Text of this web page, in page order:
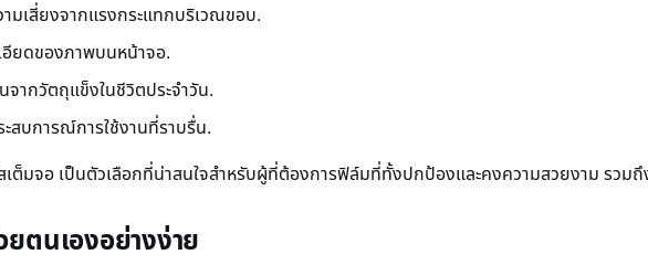
มเสี่ยงจากแรงกระแทกบริเวณขอบ.
ยดของภาพบนหน้าจอ.
ากวัตถุแข็งในชีวิตประจำวัน.
บการณ์การใช้งานที่ราบรื่น.
ต็มจอ เป็นตัวเลือกที่น่าสนใจสำหรับผู้ที่ต้องการฟิล์มที่ทั้งปกป้องและคงความสวยงาม รวม
ตนเองอย่างง่าย